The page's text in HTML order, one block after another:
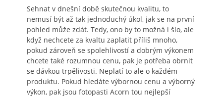
Sehnat v dnešní době skutečnou kvalitu, to
nemusí být až tak jednoduchý úkol, jak se na první
pohled může zdát. Tedy, ono by to možná i šlo, ale
když nechcete za kvaltu zaplatit příliš mnoho,
pokud zároveň se spolehlivostí a dobrým výkonem
chcete také rozumnou cenu, pak je potřeba obrnit
se dávkou trpělivosti. Neplatí to ale o každém
produktu. Pokud hledáte výbornou cenu a výborný
výkon, pak jsou fotopasti Acorn tou nejlepší